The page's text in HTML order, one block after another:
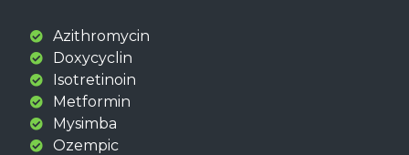
Azithromycin
Doxycyclin
Isotretinoin
Metformin
Mysimba
Ozempic